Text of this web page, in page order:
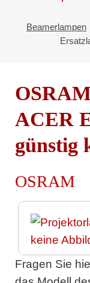
Beamerlampen
ACER
günstig
OSRAM
Fragen Sie